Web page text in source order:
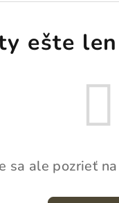
ešte
sa ale pozrieť